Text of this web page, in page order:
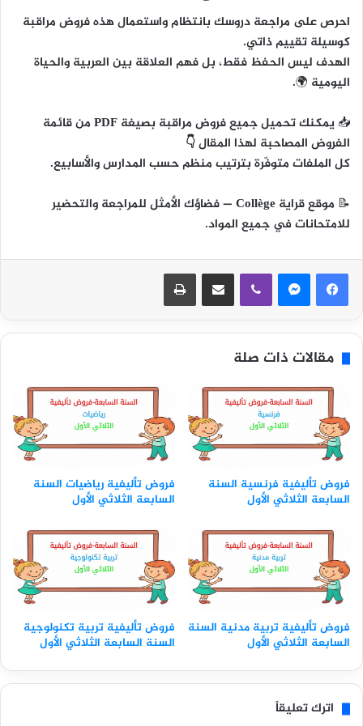
احرص على مراجعة دروسك بانتظام واستعمال هذه فروض مراقبة
كوسيلة تقييم ذاتي.
الهدف ليس الحفظ فقط، بلفهم العلاقة بين العربية والحياة
اليومية 🌍.
📥
يمكنك تحميل جميع فروض مراقبة بصيغة PDF من قائمة
الفروض المصاحبة لهذا المقال 👇
كل الملفات متوفّرة بترتيب منظم حسب المدارس والأسابيع.
📝 موقع قراية Collège
— فضاؤك الأمثل للمراجعة والتحضير
للامتحانات في جميع المواد.
مشاركة عبر البريد
مقالات ذات صلة
فروض تأليفية فرنسية السنة
السابعة الثلاثي الأول
فروض تأليفية رياضيات السنة
السابعة الثلاثي الأول
فروض تأليفية تربية مدنية السنة
السابعة الثلاثي الأول
فروض تأليفية تربية تكنولوجية
السنة السابعة الثلاثي الأول
اترك تعليقاً